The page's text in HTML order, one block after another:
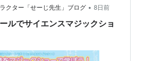
味を持つきっかけになればうれし
保育園の園長先生、…
クター「せーじ先生」ブログ • 8日前
ルでサイエンスマジックショ